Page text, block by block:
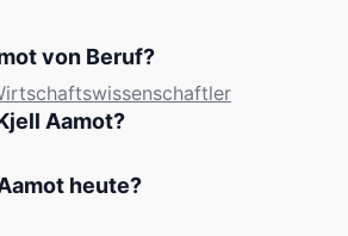
von Beruf?
Aamot?
heute?